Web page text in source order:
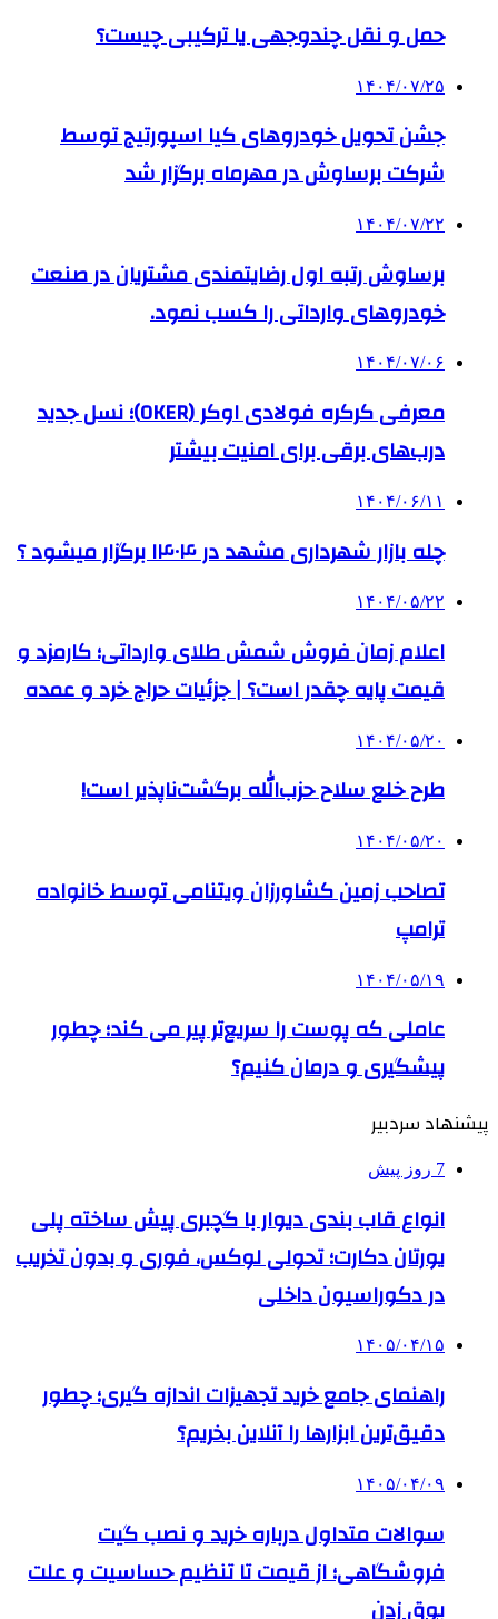
حمل و نقل چندوجهی یا ترکیبی چیست؟
۱۴۰۴/۰۷/۲۵
جشن تحویل خودروهای کیا اسپورتیج توسط
شرکت برساوش در مهرماه برگزار شد
۱۴۰۴/۰۷/۲۲
برساوش رتبه اول رضایتمندی مشتریان در صنعت
خودروهای وارداتی را کسب نمود.
۱۴۰۴/۰۷/۰۶
معرفی کرکره فولادی اوکر (OKER)؛ نسل جدید
درب‌های برقی برای امنیت بیشتر
۱۴۰۴/۰۶/۱۱
چله بازار شهرداری مشهد در ۱۴۰۴ برگزار میشود ؟
۱۴۰۴/۰۵/۲۲
اعلام زمان فروش شمش طلای وارداتی؛ کارمزد و
قیمت پایه چقدر است؟ | جزئیات حراج خرد و عمده
۱۴۰۴/۰۵/۲۰
طرح خلع سلاح حزب‌الله برگشت‌ناپذیر است!
۱۴۰۴/۰۵/۲۰
تصاحب زمین کشاورزان ویتنامی توسط خانواده
ترامپ
۱۴۰۴/۰۵/۱۹
عاملی که پوست را سریع‌تر پیر می کند؛ چطور
پیشگیری و درمان کنیم؟
پیشنهاد سردبیر
7 روز پیش
انواع قاب بندی دیوار با گچبری پیش ساخته پلی
یورتان دکارت؛ تحولی لوکس، فوری و بدون تخریب
در دکوراسیون داخلی
۱۴۰۵/۰۴/۱۵
راهنمای جامع خرید تجهیزات اندازه گیری؛ چطور
دقیق‌ترین ابزارها را آنلاین بخریم؟
۱۴۰۵/۰۴/۰۹
سوالات متداول درباره خرید و نصب گیت
فروشگاهی؛ از قیمت تا تنظیم حساسیت و علت
بوق زدن